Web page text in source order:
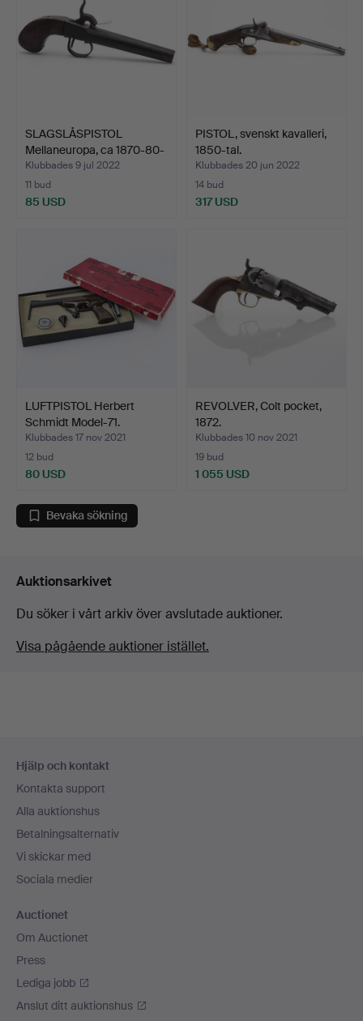
SLAGSLÅSPISTOL
Mellaneuropa, ca 1870-80-
ta…
Klubbades 9 jul 2022
11 bud
85 USD
PISTOL, svenskt kavalleri,
1850-tal.
Klubbades 20 jun 2022
14 bud
317 USD
LUFTPISTOL Herbert
Schmidt Model-71.
Klubbades 17 nov 2021
12 bud
80 USD
REVOLVER, Colt pocket,
1872.
Klubbades 10 nov 2021
19 bud
1 055 USD
Bevaka sökning
Auktionsarkivet
Du söker i vårt arkiv över avslutade auktioner.
Visa pågående auktioner istället.
Hjälp och kontakt
Kontakta support
Alla auktionshus
Betalningsalternativ
Vi skickar med
Sociala medier
Auctionet
Om Auctionet
Press
Lediga jobb
Anslut ditt auktionshus